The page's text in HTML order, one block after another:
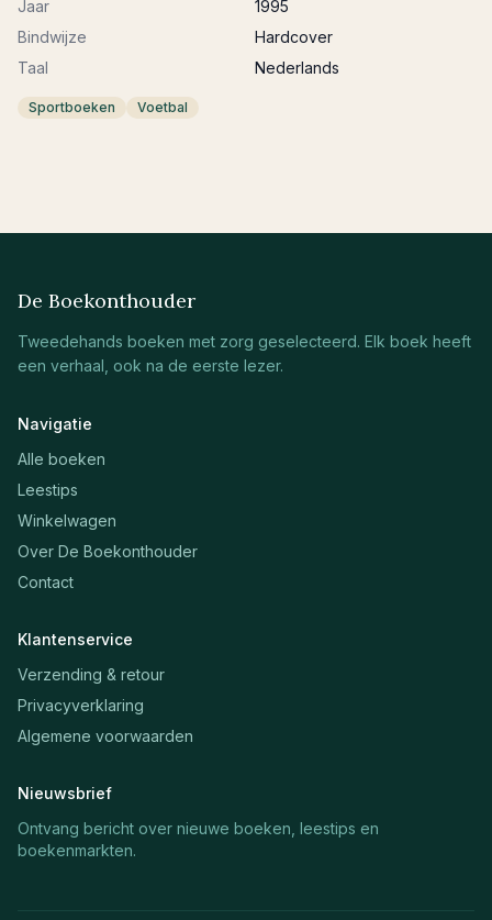
Jaar
1995
Bindwijze
Hardcover
Taal
Nederlands
Sportboeken Voetbal
De Boekonthouder
Tweedehands boeken met zorg geselecteerd. Elk boek heeft
een verhaal, ook na de eerste lezer.
Navigatie
Alle boeken
Leestips
Winkelwagen
Over De Boekonthouder
Contact
Klantenservice
Verzending & retour
Privacyverklaring
Algemene voorwaarden
Nieuwsbrief
Ontvang bericht over nieuwe boeken, leestips en
boekenmarkten.